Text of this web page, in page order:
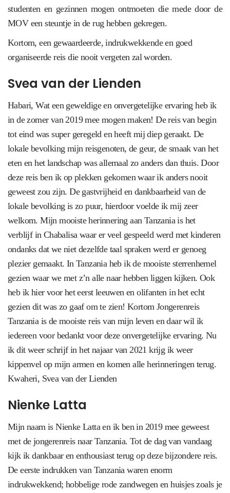
studenten en gezinnen mogen ontmoeten die mede door de
MOV een steuntje in de rug hebben gekregen.
Kortom, een gewaardeerde, indrukwekkende en goed
organiseerde reis die nooit vergeten zal worden.
Svea van der Lienden
Habari, Wat een geweldige en onvergetelijke ervaring heb ik
in de zomer van 2019 mee mogen maken! De reis van begin
tot eind was super geregeld en heeft mij diep geraakt. De
lokale bevolking mijn reisgenoten, de geur, de smaak van het
eten en het landschap was allemaal zo anders dan thuis. Door
deze reis ben ik op plekken gekomen waar ik anders nooit
geweest zou zijn. De gastvrijheid en dankbaarheid van de
lokale bevolking is zo puur, hierdoor voelde ik mij zeer
welkom. Mijn mooiste herinnering aan Tanzania is het
verblijf in Chabalisa waar er veel gespeeld werd met kinderen
ondanks dat we niet dezelfde taal spraken werd er genoeg
plezier gemaakt. In Tanzania heb ik de mooiste sterrenhemel
gezien waar we met z’n alle naar hebben liggen kijken. Ook
heb ik hier voor het eerst leeuwen en olifanten in het echt
gezien dit was zo gaaf om te zien! Kortom Jongerenreis
Tanzania is de mooiste reis van mijn leven en daar wil ik
iedereen voor bedankt voor deze onvergetelijke ervaring. Nu
ik dit weer schrijf in het najaar van 2021 krijg ik weer
kippenvel op mijn armen en komen alle herinneringen terug.
Kwaheri, Svea van der Lienden
Nienke Latta
Mijn naam is Nienke Latta en ik ben in 2019 mee geweest
met de jongerenreis naar Tanzania. Tot de dag van vandaag
kijk ik dankbaar en enthousiast terug op deze bijzondere reis.
De eerste indrukken van Tanzania waren enorm
indrukwekkend; hobbelige rode zandwegen en huisjes zoals je